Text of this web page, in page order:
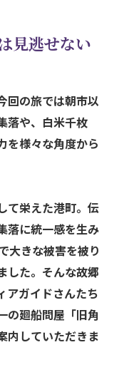
見逃せない
回の旅では朝市以
落や、白米千枚
を様々な角度から
て栄えた港町。伝
落に統一感を生み
大きな被害を被り
した。そんな故郷
アガイドさんたち
の廻船問屋「旧角
内していただきま